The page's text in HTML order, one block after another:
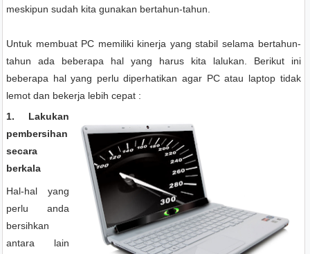
meskipun sudah kita gunakan bertahun-tahun.
Untuk membuat PC memiliki kinerja yang stabil selama bertahun-
tahun ada beberapa hal yang harus kita lalukan. Berikut ini
beberapa hal yang perlu diperhatikan agar PC atau laptop tidak
lemot dan bekerja lebih cepat :
1. Lakukan
pembersihan
secara
berkala
Hal-hal yang
perlu anda
bersihkan
antara lain